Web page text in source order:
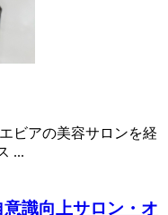
ビアの美容サロンを経
...
意識向上サロン・オ